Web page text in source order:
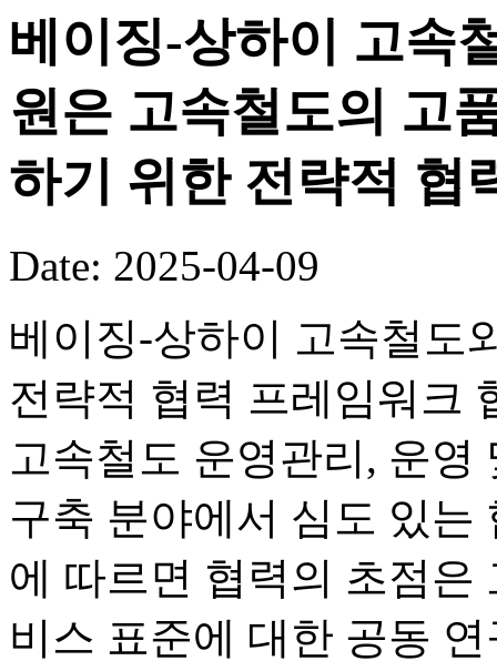
베이징-상하이 고속
원은 고속철도의 고
하기 위한 전략적 협
Date: 2025-04-09
베이징-상하이 고속철도
전략적 협력 프레임워크
고속철도 운영관리, 운
구축 분야에서 심도 있는
에 따르면 협력의 초점은
비스 표준에 대한 공동